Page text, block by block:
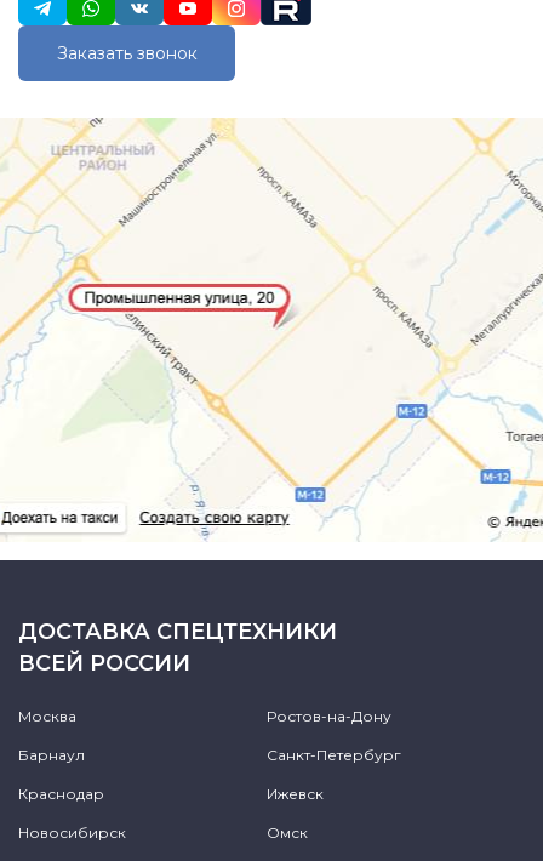
Заказать звонок
ДОСТАВКА СПЕЦТЕХНИКИ
ВСЕЙ РОССИИ
Москва Ростов-на-Дону
Барнаул Санкт-Петербург
Краснодар Ижевск
Новосибирск Омск